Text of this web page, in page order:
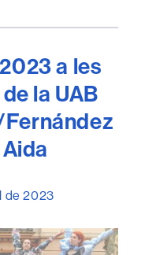
a les
la UAB
de 2023